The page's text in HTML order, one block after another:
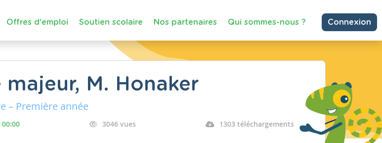
Offres d'emploi Soutien scolaire Nos partenaires Qui sommes-nous ? Connexion
M. Honaker
– Première année
00:00 3046 vues 1303 téléchargements